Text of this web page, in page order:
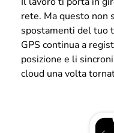
rete. Ma questo non
spostamenti del tuo
GPS continua a
posizione e li
cloud una volta